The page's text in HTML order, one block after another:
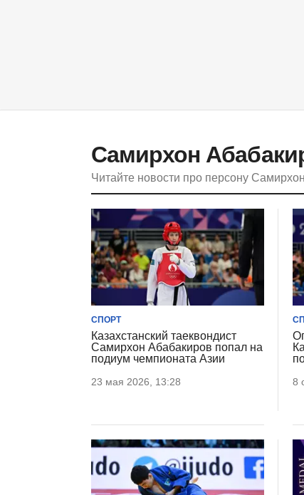
Самирхон
Читайте новости про персону
СПОРТ
Казахстанский таеквондист
Самирхон Абабакиров попал на
подиум чемпионата Азии
23 мая 2026, 13:28 8